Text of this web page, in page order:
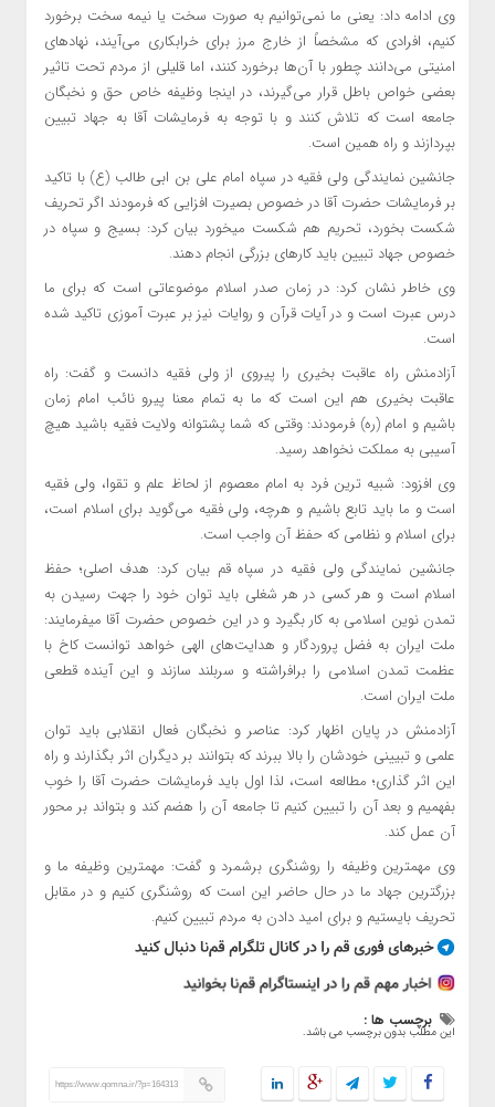
وی ادامه داد: یعنی ما نمی‌توانیم به صورت سخت یا نیمه سخت برخورد
کنیم، افرادی که مشخصاً از خارج مرز برای خرابکاری می‌آیند، نهاد‌های
امنیتی می‌دانند چطور با آن‌ها برخورد کنند، اما قلیلی از مردم تحت تاثیر
بعضی خواص باطل قرار می‌گیرند، در اینجا وظیفه خاص حق و نخبگان
جامعه است که تلاش کنند و با توجه به فرمایشات آقا به جهاد تبیین
بپردازند و راه همین است.
جانشین نمایندگی ولی فقیه در سپاه امام علی بن ابی طالب (ع) با تاکید
بر فرمایشات حضرت آقا در خصوص بصیرت افزایی که فرمودند اگر تحریف
شکست بخورد، تحریم هم شکست میخورد بیان کرد: بسیج و سپاه در
خصوص جهاد تبیین باید کار‌های بزرگی انجام دهند.
وی خاطر نشان کرد: در زمان صدر اسلام موضوعاتی است که برای ما
درس عبرت است و در آیات قرآن و روایات نیز بر عبرت آموزی تاکید شده
است.
آزادمنش راه عاقبت بخیری را پیروی از ولی فقیه دانست و گفت: راه
عاقبت بخیری هم این است که ما به تمام معنا پیرو نائب امام زمان
باشیم و امام (ره) فرمودند: وقتی که شما پشتوانه ولایت فقیه باشید هیچ
آسیبی به مملکت نخواهد رسید.
وی افزود: شبیه ترین فرد به امام معصوم از لحاظ علم و تقوا، ولی فقیه
است و ما باید تابع باشیم و هرچه، ولی فقیه می‌گوید برای اسلام است،
برای اسلام و نظامی که حفظ آن واجب است.
جانشین نمایندگی ولی فقیه در سپاه قم بیان کرد: هدف اصلی؛ حفظ
اسلام است و هر کسی در هر شغلی باید توان خود را جهت رسیدن به
تمدن نوین اسلامی به کار بگیرد و در این خصوص حضرت آقا میفرمایند:
ملت ایران به فضل پروردگار و هدایت‌های الهی خواهد توانست کاخ با
عظمت تمدن اسلامی را برافراشته و سربلند سازند و این آینده قطعی
ملت ایران است.
آزادمنش در پایان اظهار کرد: عناصر و نخبگان فعال انقلابی باید توان
علمی و تبیینی خودشان را بالا ببرند که بتوانند بر دیگران اثر بگذارند و راه
این اثر گذاری؛ مطالعه است، لذا اول باید فرمایشات حضرت آقا را خوب
بفهمیم و بعد آن را تبیین کنیم تا جامعه آن را هضم کند و بتواند بر محور
آن عمل کند.
وی مهمترین وظیفه را روشنگری برشمرد و گفت: مهمترین وظیفه ما و
بزرگترین جهاد ما در حال حاضر این است که روشنگری کنیم و در مقابل
تحریف بایستیم و برای امید دادن به مردم تبیین کنیم.
برچسب ها :
این مطلب بدون برچسب می باشد.
https://www.qomna.ir/?p=164313